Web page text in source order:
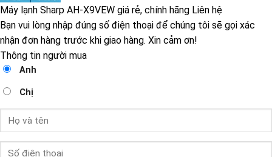
Máy lạnh Sharp AH-X9VEW giá rẻ, chính hãng Liên hệ
Bạn vui lòng nhập đúng số điện thoại để chúng tôi sẽ gọi xác
nhận đơn hàng trước khi giao hàng. Xin cảm ơn!
Thông tin người mua
Anh
Chị